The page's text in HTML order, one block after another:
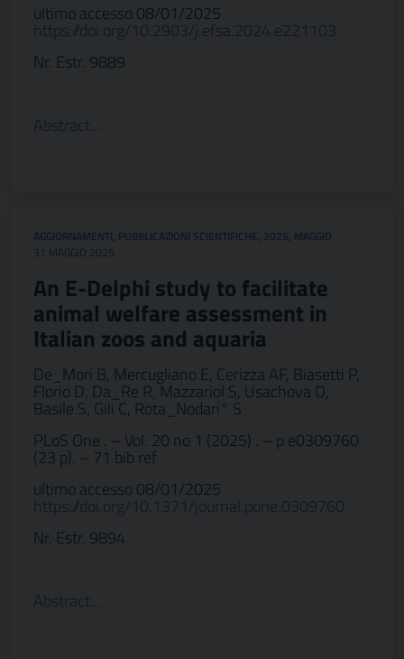
ultimo accesso 08/01/2025
https://doi.org/10.2903/j.efsa.2024.e221103
Nr. Estr. 9889
Abstract…
AGGIORNAMENTI, PUBBLICAZIONI SCIENTIFICHE, 2025, MAGGIO
31 MAGGIO 2025
An E-Delphi study to facilitate
animal welfare assessment in
Italian zoos and aquaria
De_Mori B, Mercugliano E, Cerizza AF, Biasetti P,
Florio D, Da_Re R, Mazzariol S, Usachova O,
Basile S, Gili C, Rota_Nodari° S
PLoS One . – Vol. 20 no 1 (2025) . – p e0309760
(23 p). – 71 bib ref
ultimo accesso 08/01/2025
https://doi.org/10.1371/journal.pone.0309760
Nr. Estr. 9894
Abstract…